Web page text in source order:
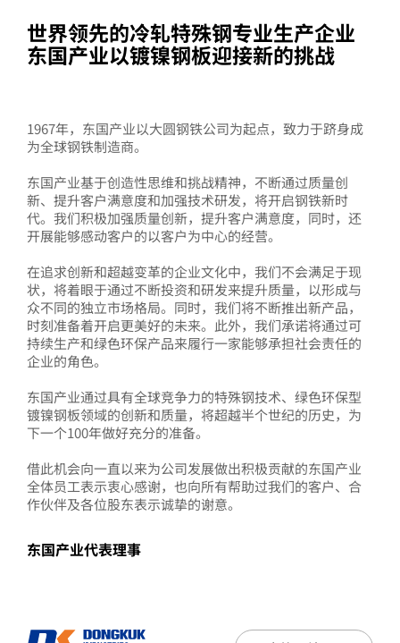
世界领先的冷轧特殊钢专业生产企业
东国产业以镀镍钢板迎接新的挑战
1967年，东国产业以大圆钢铁公司为起点，致力于跻身成
为全球钢铁制造商。
东国产业基于创造性思维和挑战精神，不断通过质量创
新、提升客户满意度和加强技术研发，将开启钢铁新时
代。我们积极加强质量创新，提升客户满意度，同时，还
开展能够感动客户的以客户为中心的经营。
在追求创新和超越变革的企业文化中，我们不会满足于现
状，将着眼于通过不断投资和研发来提升质量，以形成与
众不同的独立市场格局。同时，我们将不断推出新产品，
时刻准备着开启更美好的未来。此外，我们承诺将通过可
持续生产和绿色环保产品来履行一家能够承担社会责任的
企业的角色。
东国产业通过具有全球竞争力的特殊钢技术、绿色环保型
镀镍钢板领域的创新和质量，将超越半个世纪的历史，为
下一个100年做好充分的准备。
借此机会向一直以来为公司发展做出积极贡献的东国产业
全体员工表示衷心感谢，也向所有帮助过我们的客户、合
作伙伴及各位股东表示诚挚的谢意。
东国产业代表理事
东国R&S
东国S&C